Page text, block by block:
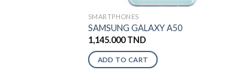
SMARTPHONES
SAMSUNG GALAXY A50
1,145.000TND
ADD TO CART